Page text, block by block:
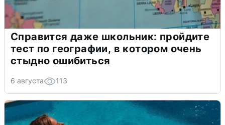
Справится даже школьник: пройдите
тест по географии, в котором очень
стыдно ошибиться
6 августа 113